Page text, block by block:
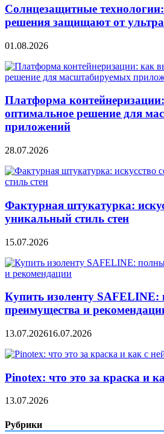
Солнцезащитные
решения защищают от
01.08.2026
Платформа
оптимальное решение для
приложений
28.07.2026
Фактурная штукатурка:
уникальный стиль стен
15.07.2026
Купить изоленту SAFELINE:
преимущества и
13.07.202616.07.2026
Pinotex: что это за краска и
13.07.2026
Рубрики